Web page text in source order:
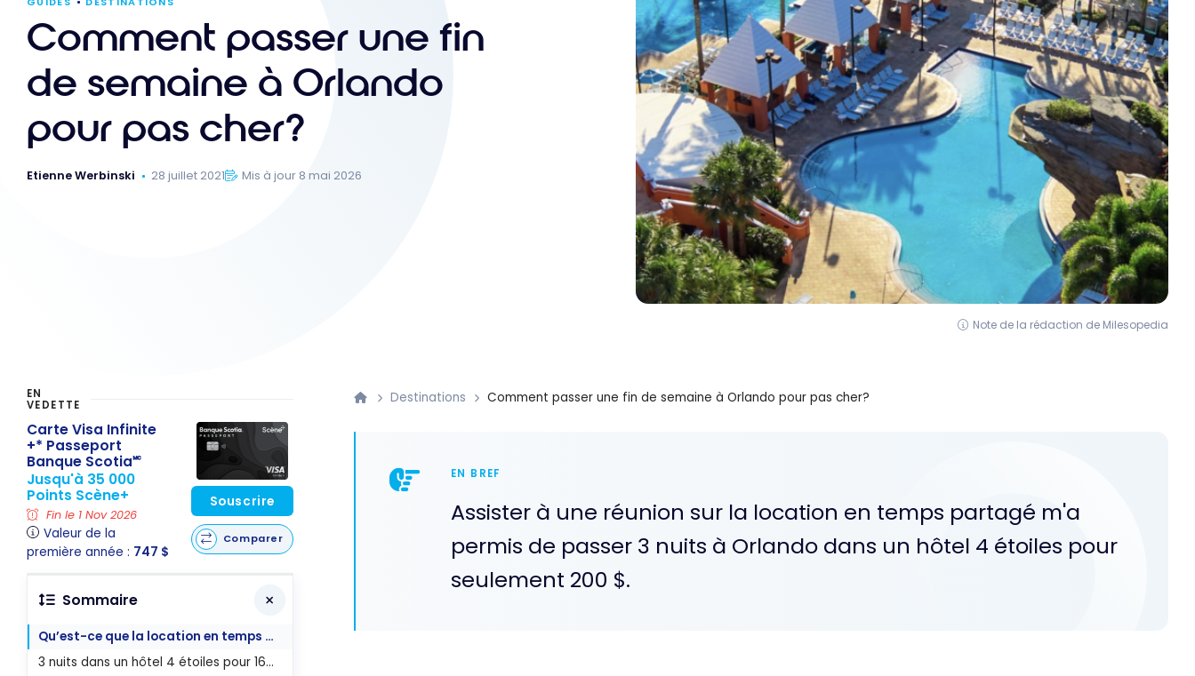
Comment passer une fin
de semaine à Orlando
pour pas cher?
Etienne Werbinski 28 juillet 2021 Mis à jour 8 mai 2026
Note de la rédaction de Milesopedia
Destinations Comment passer une fin de semaine à Orlando pour pas cher?
EN BREF
Assister à une réunion sur la location en temps partagé m'a
permis de passer 3 nuits à Orlando dans un hôtel 4 étoiles pour
seulement 200 $.
EN
VEDETTE
Carte Visa Infinite
+* Passeport
Banque Scotia🅪
Jusqu'à 35 000
Points Scène+
Fin le 1 Nov 2026
Valeur de la
première année : 747 $
Souscrire
Comparer
Sommaire
Qu’est-ce que la location en temps partagé ?
3 nuits dans un hôtel 4 étoiles pour 167 $USD